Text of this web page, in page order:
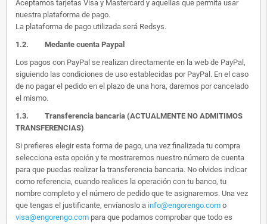
Aceptamos tarjetas Visa y Mastercard y aquellas que permita usar
nuestra plataforma de pago.
La plataforma de pago utilizada será Redsys.
1.2. Medante cuenta Paypal
Los pagos con PayPal se realizan directamente en la web de PayPal,
siguiendo las condiciones de uso establecidas por PayPal. En el caso
de no pagar el pedido en el plazo de una hora, daremos por cancelado
el mismo.
1.3. Transferencia bancaria (ACTUALMENTE NO ADMITIMOS
TRANSFERENCIAS)
Si prefieres elegir esta forma de pago, una vez finalizada tu compra
selecciona esta opción y te mostraremos nuestro número de cuenta
para que puedas realizar la transferencia bancaria. No olvides indicar
como referencia, cuando realices la operación con tu banco, tu
nombre completo y el número de pedido que te asignaremos. Una vez
que tengas el justificante, envíanoslo a info@engorengo.com o
visa@engorengo.com para que podamos comprobar que todo es